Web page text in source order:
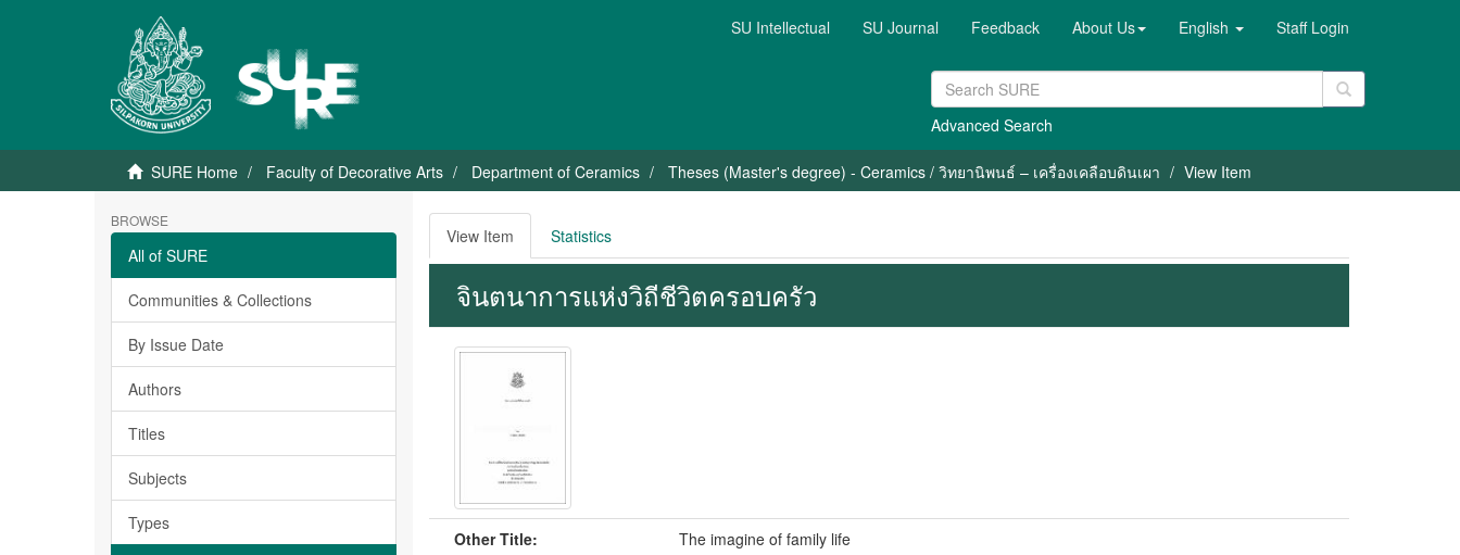
SU Intellectual SU Journal Feedback About Us English Staff Login
Advanced Search
SURE Home Faculty of Decorative Arts Department of Ceramics Theses (Master's degree) - Ceramics / วิทยานิพนธ์ – เครื่องเคลือบดินเผา View Item
BROWSE
All of SURE
Communities & Collections
By Issue Date
Authors
Titles
Subjects
Types
View Item Statistics
จินตนาการแห่งวิถีชีวิตครอบครัว
Other Title:
The imagine of family life